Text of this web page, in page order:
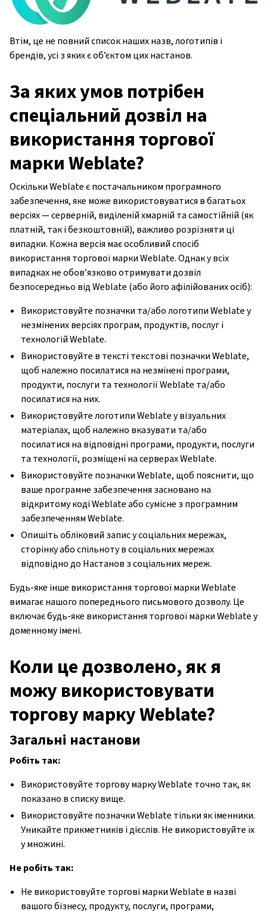
navigation of Настанови з налаштовування
Втім, це не повний список наших назв, логотипів і
брендів, усі з яких є об’єктом цих настанов.
За яких умов потрібен
спеціальний дозвіл на
використання торгової
марки Weblate?
Оскільки Weblate є постачальником програмного
забезпечення, яке може використовуватися в багатьох
версіях — серверній, виділеній хмарній та самостійній (як
платній, так і безкоштовній), важливо розрізняти ці
випадки. Кожна версія має особливий спосіб
використання торгової марки Weblate. Однак у всіх
випадках не обов’язково отримувати дозвіл
безпосередньо від Weblate (або його афілійованих осіб):
Використовуйте позначки та/або логотипи Weblate у
незмінених версіях програм, продуктів, послуг і
технологій Weblate.
Використовуйте в тексті текстові позначки Weblate,
щоб належно посилатися на незмінені програми,
продукти, послуги та технології Weblate та/або
посилатися на них.
Використовуйте логотипи Weblate у візуальних
матеріалах, щоб належно вказувати та/або
посилатися на відповідні програми, продукти, послуги
та технології, розміщені на серверах Weblate.
Використовуйте позначки Weblate, щоб пояснити, що
ваше програмне забезпечення засновано на
відкритому коді Weblate або сумісне з програмним
забезпеченням Weblate.
Опишіть обліковий запис у соціальних мережах,
сторінку або спільноту в соціальних мережах
відповідно до Настанов з соціальних мереж.
Будь-яке інше використання торгової марки Weblate
вимагає нашого попереднього письмового дозволу. Це
включає будь-яке використання торгової марки Weblate у
доменному імені.
Коли це дозволено, як я
можу використовувати
торгову марку Weblate?
Загальні настанови
Робіть так:
Використовуйте торгову марку Weblate точно так, як
показано в списку вище.
Використовуйте позначки Weblate тільки як іменники.
Уникайте прикметників і дієслів. Не використовуйте їх
у множині.
Не робіть так:
Не використовуйте торгові марки Weblate в назві
вашого бізнесу, продукту, послуги, програми,